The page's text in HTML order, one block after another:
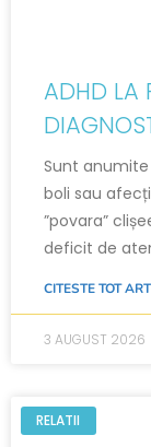
ADHD LA
Sunt
boli sau
”povara”
deficit de
CITESTE TOT
3 AUGUST 2026
RELATII